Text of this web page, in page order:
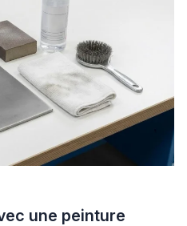
une peinture